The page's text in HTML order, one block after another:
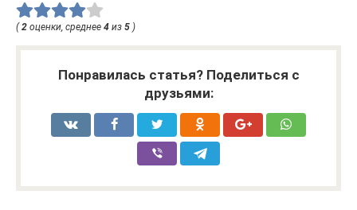
(2 оценки, среднее 4 из 5 )
Понравилась статья? Поделиться с
друзьями: